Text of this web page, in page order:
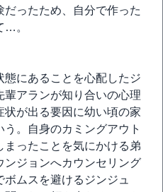
ったため、自分で作った
…。
態にあることを心配したジ
輩アランが知り合いの心理
が出る要因に幼い頃の家
。自身のカミングアウト
ったことを気にかける弟
ンジョンへカウンセリング
ムスを避けるジンジュ